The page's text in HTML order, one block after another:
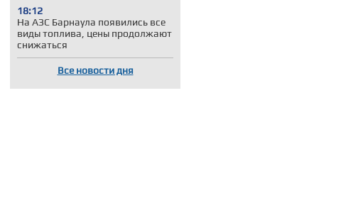
18:12
На АЗС Барнаула появились все
виды топлива, цены продолжают
снижаться
Все новости дня